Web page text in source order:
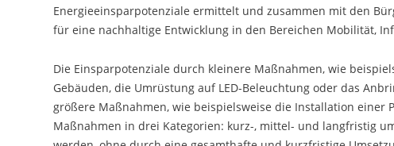
Energieeinsparpotenziale ermittelt und zusammen mit den
für eine nachhaltige Entwicklung in den Bereichen Mobilität,
Die Einsparpotenziale durch kleinere Maßnahmen, wie
Gebäuden, die Umrüstung auf LED-Beleuchtung oder das
größere Maßnahmen, wie beispielsweise die Installation einer
Maßnahmen in drei Kategorien: kurz-, mittel- und langfristig